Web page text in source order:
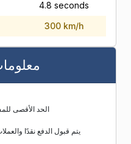
4.8 seconds
300 km/h
الحد الأقصى للمسافة
يتم قبول الدفع نقدًا